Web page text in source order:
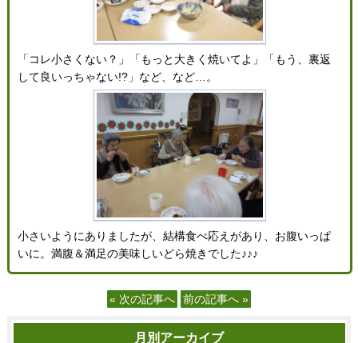
「コレ小さくない？」「もっと大きく焼いてよ」「もう、裏返
して良いっちゃない!?」など、など…。
小さいようにありましたが、結構食べ応えがあり、お腹いっぱ
いに。満腹＆満足の美味しいどら焼きでした♪♪♪
« 次の記事へ 前の記事へ »
月別アーカイブ